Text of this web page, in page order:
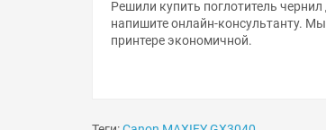
напишите онлайн-консультанту.
принтере экономичной.